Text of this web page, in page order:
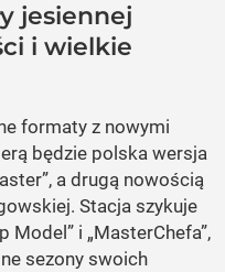
jesiennej
i wielkie
formaty z nowymi
będzie polska wersja
a drugą nowością
Stacja szykuje
Model” i „MasterChefa”,
sezony swoich